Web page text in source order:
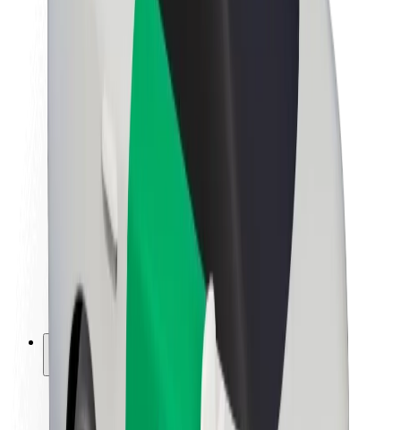
Fenntarthatóság a Boltnál
Project Zero
Sajtószoba
Küldetés
Befektetői kapcsolatok
Vezetőség
Média
Urban Fund
Biztonság
Utasbiztonság
Sofőr biztonság